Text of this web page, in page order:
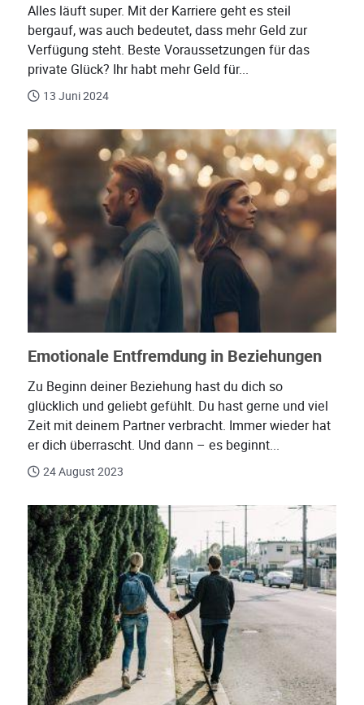
Alles läuft super. Mit der Karriere geht es steil
bergauf, was auch bedeutet, dass mehr Geld zur
Verfügung steht. Beste Voraussetzungen für das
private Glück? Ihr habt mehr Geld für...
13 Juni 2024
Emotionale Entfremdung in Beziehungen
Zu Beginn deiner Beziehung hast du dich so
glücklich und geliebt gefühlt. Du hast gerne und viel
Zeit mit deinem Partner verbracht. Immer wieder hat
er dich überrascht. Und dann – es beginnt...
24 August 2023